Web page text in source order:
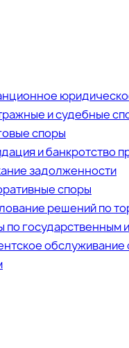
и судебные
споры
и банкротство
задолженности
споры
решений по
по государственным
обслуживание